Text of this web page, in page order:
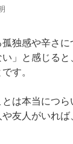
独感や辛さ
」と感じる
す。
は本当につ
友人がいれ